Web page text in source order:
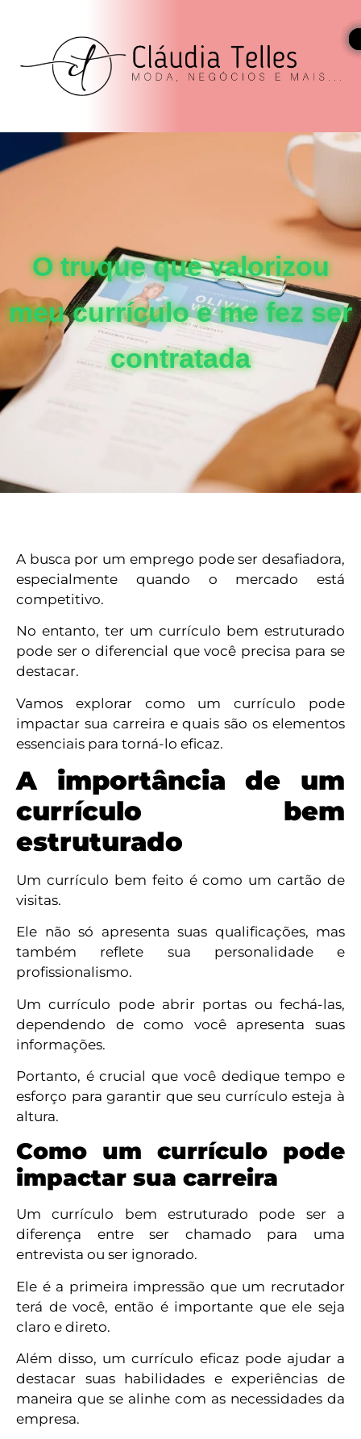
O truque que valorizou
meu currículo e me fez ser
contratada
A busca por um emprego pode ser desafiadora,
especialmente quando o mercado está
competitivo.
No entanto, ter um currículo bem estruturado
pode ser o diferencial que você precisa para se
destacar.
Vamos explorar como um currículo pode
impactar sua carreira e quais são os elementos
essenciais para torná-lo eficaz.
A importância de um
currículo bem
estruturado
Um currículo bem feito é como um cartão de
visitas.
Ele não só apresenta suas qualificações, mas
também reflete sua personalidade e
profissionalismo.
Um currículo pode abrir portas ou fechá-las,
dependendo de como você apresenta suas
informações.
Portanto, é crucial que você dedique tempo e
esforço para garantir que seu currículo esteja à
altura.
Como um currículo pode
impactar sua carreira
Um currículo bem estruturado pode ser a
diferença entre ser chamado para uma
entrevista ou ser ignorado.
Ele é a primeira impressão que um recrutador
terá de você, então é importante que ele seja
claro e direto.
Além disso, um currículo eficaz pode ajudar a
destacar suas habilidades e experiências de
maneira que se alinhe com as necessidades da
empresa.